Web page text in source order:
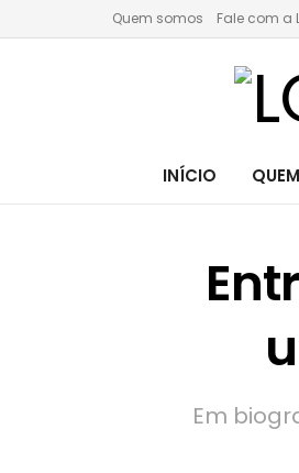
Quem somos Fale com a
INÍCIO
Em